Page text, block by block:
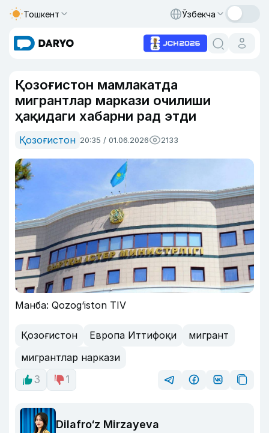
Тошкент Ўзбекча
Қозоғистон мамлакатда
мигрантлар маркази очилиши
ҳақидаги хабарни рад этди
Қозоғистон 20:35 / 01.06.2026 2133
Манба: Qozog‘iston TIV
Қозоғистон Европа Иттифоқи
мигрант
мигрантлар наркази
3
1
Dilafro‘z Mirzayeva